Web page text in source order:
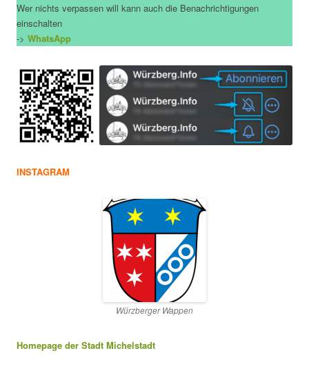
Wer nichts verpassen will kann auch die Benachrichtigungen
einschalten
-> WhatsApp
INSTAGRAM
Würzberger Wappen
Homepage der Stadt Michelstadt